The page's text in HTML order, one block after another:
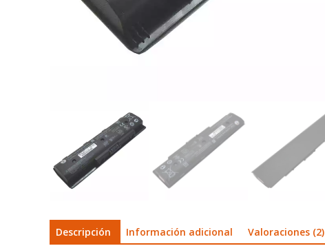
Descripción Información adicional Valoraciones (2)